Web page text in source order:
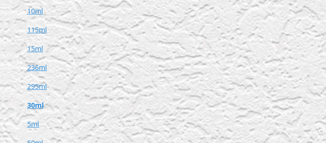
10ml
115ml
15ml
236ml
295ml
30ml
5ml